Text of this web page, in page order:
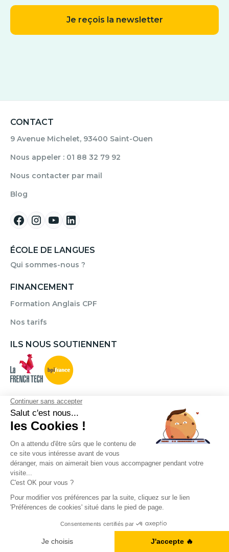
CONTACT
9 Avenue Michelet, 93400 Saint-Ouen
Nous appeler : 01 88 32 79 92
Nous contacter par mail
Blog
ÉCOLE DE LANGUES
Qui sommes-nous ?
FINANCEMENT
Formation Anglais CPF
Nos tarifs
ILS NOUS SOUTIENNENT
NOS ARTICLES
Comment Apprendre l’Anglais Rapidement et Seul ?
Les 16 meilleures applications pour apprendre une
langue
Verbes irréguliers anglais : la liste interactive pour
progresser rapidement
L'Anglais Professionnel : les conseils pour le Maîtriser
Facilement
Tout ce que vous devez savoir pour rédiger un email
en anglais !